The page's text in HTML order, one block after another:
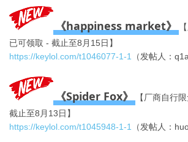
《happiness market》
已可领取 - 截止至8月15日】
https://keylol.com/t1046077-1-1
（发帖人：
《Spider Fox》
【厂商自行
截止至8月13日】
https://keylol.com/t1045948-1-1
（发帖人：